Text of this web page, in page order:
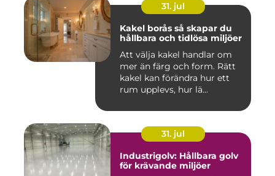
31. jul
Kakel borås så skapar du
hållbara och tidlösa miljöer
Att välja kakel handlar om
mer än färg och form. Rätt
kakel kan förändra hur ett
rum upplevs, hur lä...
31. jul
Industrigolv: Hållbara golv
för krävande miljöer